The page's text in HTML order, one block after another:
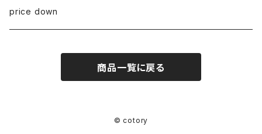
GUSTAVSBERG
NUUTAJÄRVI
fabric
山口 和宏 木の器
水村 真由子 木の食具
wear
price down
商品一覧に戻る
© cotory